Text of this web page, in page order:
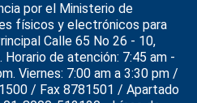
por el Ministerio de
físicos y electrónicos para
Calle 65 No 26 - 10,
Horario de atención: 7:45 am -
Viernes: 7:00 am a 3:30 pm /
/ Fax 8781501 / Apartado